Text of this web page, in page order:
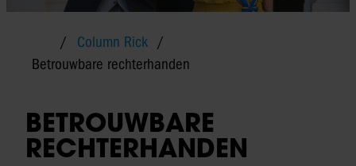
Column Rick
Betrouwbare rechterhanden
BETROUWBARE
RECHTERHANDEN